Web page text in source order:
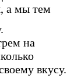
а мы тем
на
вкусу.